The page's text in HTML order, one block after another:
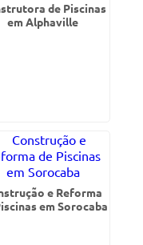
de Piscinas
em Alphaville
e Reforma
em Sorocaba